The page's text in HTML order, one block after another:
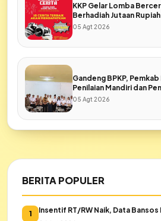
KKP Gelar Lomba
Berhadiah Jutaan Rupiah
05 Agt 2026
Gandeng BPKP,
Penilaian Mandiri dan
05 Agt 2026
BERITA POPULER
1 Insentif RT/RW Naik, Data Bansos